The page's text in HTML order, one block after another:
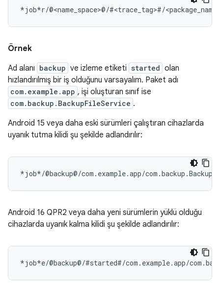
Örnek
Ad alanı backup ve izleme etiketi started olan
hızlandırılmış bir iş olduğunu varsayalım. Paket adı
com.example.app , işi oluşturan sınıf ise
com.backup.BackupFileService .
Android 15 veya daha eski sürümleri çalıştıran cihazlarda
uyanık tutma kilidi şu şekilde adlandırılır:
Android 16 QPR2 veya daha yeni sürümlerin yüklü olduğu
cihazlarda uyanık kalma kilidi şu şekilde adlandırılır: